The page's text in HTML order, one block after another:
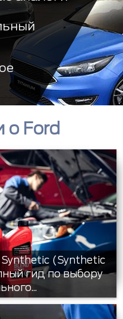
о Ford
(Synthetic
гид по выбору